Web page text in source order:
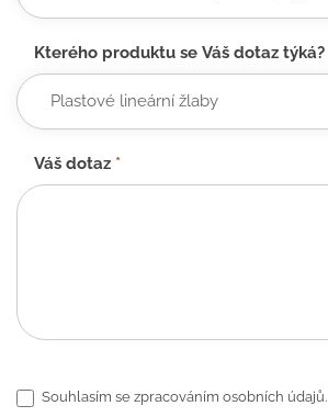
Kterého produktu se Váš dotaz týká?
Váš dotaz *
Souhlasím se zpracováním osobních údajů.